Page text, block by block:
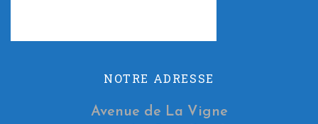
NOTRE ADRESSE
Avenue de La Vigne